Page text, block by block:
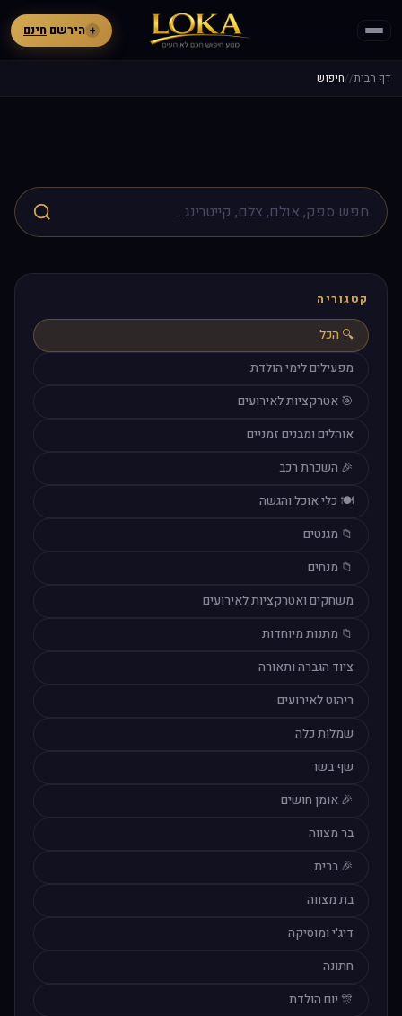
+ הירשם חינם
דף הבית חיפוש
קטגוריה
🔍 הכל
מפעילים לימי הולדת
🎯 אטרקציות לאירועים
אוהלים ומבנים זמניים
🎉 השכרת רכב
🍽️ כלי אוכל והגשה
📁 מגנטים
📁 מנחים
משחקים ואטרקציות לאירועים
📁 מתנות מיוחדות
ציוד הגברה ותאורה
ריהוט לאירועים
שמלות כלה
שף בשר
🎉 אומן חושים
בר מצווה
🎉 ברית
בת מצווה
דיג'י ומוסיקה
חתונה
🎊 יום הולדת